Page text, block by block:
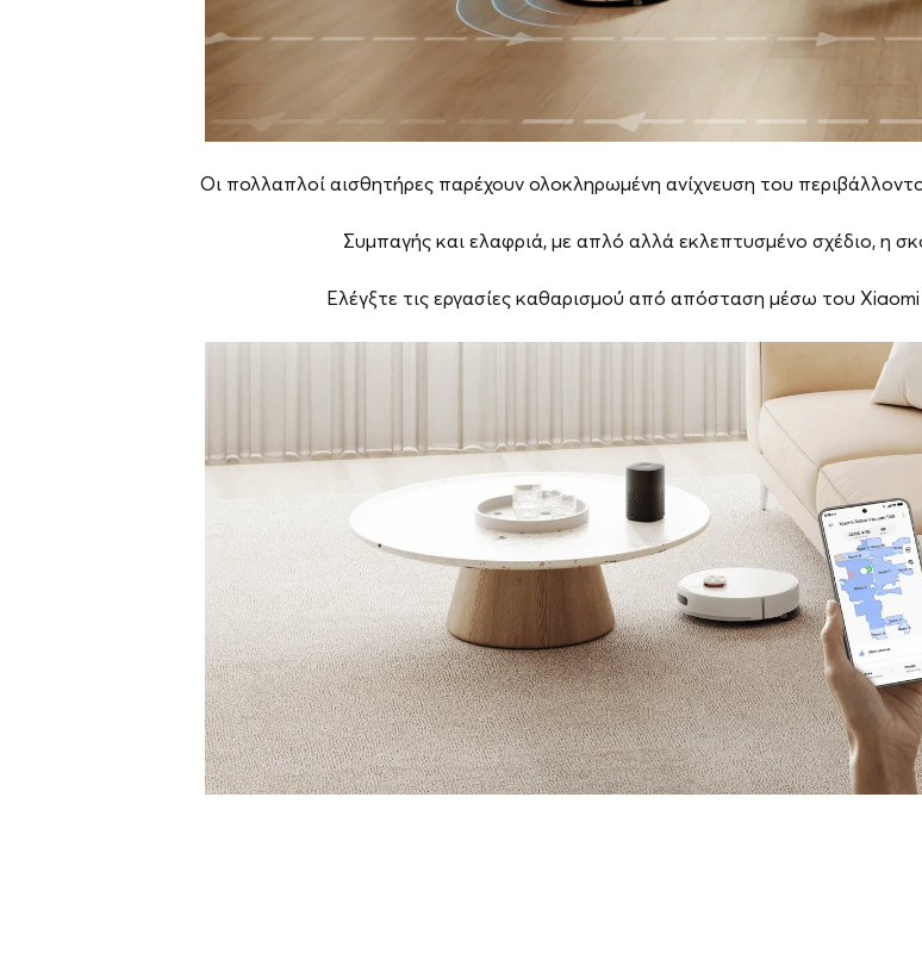
Οι πολλαπλοί αισθητήρες παρέχουν ολοκληρωμένη ανίχνευση του
Συμπαγής και ελαφριά, με απλό αλλά εκλεπτυσμένο σχέδιο, η
Ελέγξτε τις εργασίες καθαρισμού από απόσταση μέσω του